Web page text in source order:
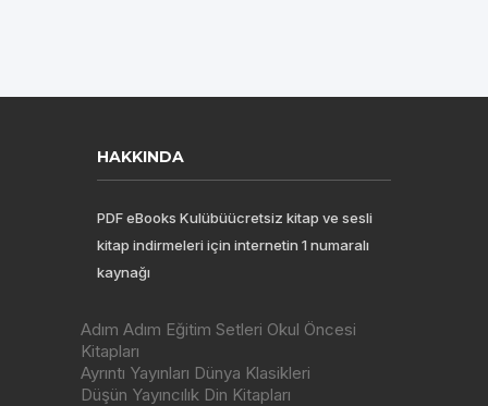
HAKKINDA
PDF eBooks Kulübüücretsiz kitap ve sesli
kitap indirmeleri için internetin 1 numaralı
kaynağı
Adım Adım Eğitim Setleri Okul Öncesi
Kitapları
Ayrıntı Yayınları Dünya Klasikleri
Düşün Yayıncılık Din Kitapları